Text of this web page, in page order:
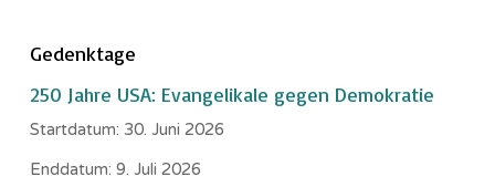
Gedenktage
250 Jahre USA: Evangelikale gegen Demokratie
Startdatum: 30. Juni 2026
Enddatum: 9. Juli 2026